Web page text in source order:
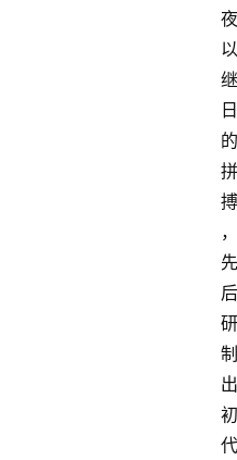
夜
以
继
日
的
拼
搏
，
先
后
研
制
出
初
代